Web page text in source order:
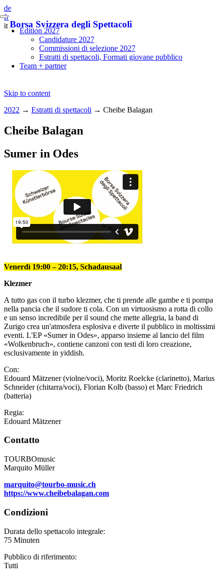
de
fr
it Borsa Svizzera degli Spettacoli
Skip to content
Edition 2027
Candidature 2027
Commissioni di selezione 2027
Estratti di spettacoli, Formati giovane pubblico
Team + partner
2022 → Estratti di spettacoli → Cheibe Balagan
Cheibe Balagan
Sumer in Odes
Venerdì 19:00 – 20:15, Schadausaal
Klezmer
A tutto gas con il turbo klezmer, che ti prende alle gambe e ti pompa
nella pancia che il sudore ti cola. Con un virtuosismo a rotta di collo
e un senso incredibile per il sound che mette allegria, la band di
Zurigo crea un'atmosfera esplosiva e diverte il pubblico in moltissimi
eventi. L'EP «Sumer in Odes», apparso insieme al lancio del film
«Wolkenbruch», contiene canzoni con testi di loro creazione,
esclusivamente in yiddish.
Con:
Edouard Mätzener (violne/voci), Moritz Roelcke (clarinetto), Marius
Schneider (chitarra/voci), Florian Kolb (basso) et Marc Friedrich
(batteria)
Regia:
Edouard Mätzener
Contatto
TOURBOmusic
Marquito Müller
marquito@tourbo-music.ch
https://www.cheibebalagan.com
Condizioni
Durata dello spettacolo integrale:
75 Minuten
Pubblico di riferimento:
Tutti